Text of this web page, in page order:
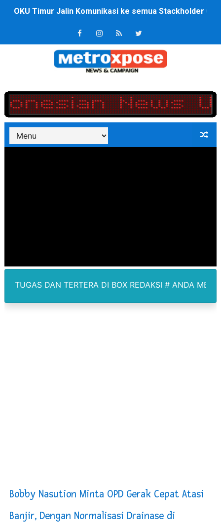
OKU Timur Jalin Komunikasi ke semua Stackholder
DPRD Kota Bekasi Minta Penanganan Pencemaran
Unggul 3 Gol Kesebelasan MKRE FC Raih Tiket
Bobby Nasution Fokus Infrastruktur Daerah saat
Dukcapil SBB Layani Perubahan Akta Lama Menjadi
Kompol Pieter Fredy Matahelumual Resmi Jadi
Tahun 50-An Bekasi Pernah di Pimpin Dua Bupati
PT ASDP Cabang Ambon Siap Dukung Program Bank
Saadiah Uluputty Buka Pekan Olahraga HUT ke-81 RI
TERTERA DI BOX REDAKSI # ANDA
Bobby Nasution Minta OPD Gerak Cepat Atasi
Banjir, Dengan Normalisasi Drainase di